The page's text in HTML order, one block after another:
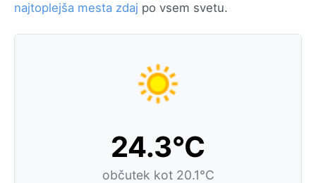
najtoplejša mesta zdaj po vsem svetu.
24.3°C
občutek kot 20.1°C